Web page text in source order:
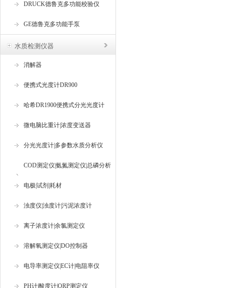
DRUCK德鲁克多功能校验仪
GE德鲁克多功能手泵
水质检测仪器
消解器
便携式光度计DR900
哈希DR1900便携式分光光度计
微电脑比重计|浓度变送器
分光光度计|多参数水质分析仪
COD测定仪|氨氮测定仪|总磷分析
仪
电极|试剂|耗材
浊度仪|浊度计|污泥浓度计
离子浓度计|余氯测定仪
溶解氧测定仪|DO控制器
电导率测定仪|EC计|电阻率仪
PH计|酸度计|ORP测定仪